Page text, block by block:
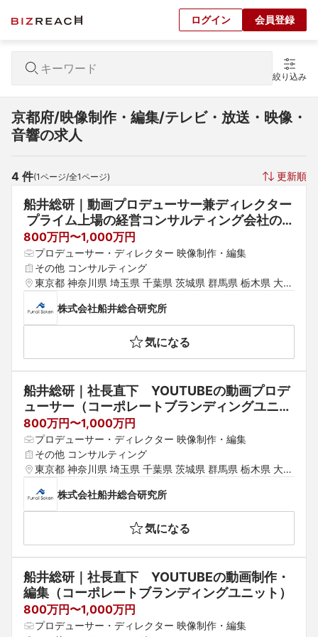
ログイン 会員登録
絞り込み
京都府/映像制作・編集/テレビ・放送・映像・
音響の求人
4 件(1ページ/全1ページ) 更新順
船井総研｜動画プロデューサー兼ディレクター
プライム上場の経営コンサルティング会社の社
長直轄プロジェクト！動画プロデューサー兼デ
ィレクター大募集！
800万円〜1,000万円
プロデューサー・ディレクター 映像制作・編集
その他 コンサルティング
東京都 神奈川県 埼玉県 千葉県 茨城県 群馬県 栃木県 大阪
株式会社船井総合研究所
気になる
船井総研｜社長直下　YOUTUBEの動画プロデ
ューサー（コーポレートブランディングユニッ
ト）
800万円〜1,000万円
プロデューサー・ディレクター 映像制作・編集
その他 コンサルティング
東京都 神奈川県 埼玉県 千葉県 茨城県 群馬県 栃木県 大阪
株式会社船井総合研究所
気になる
船井総研｜社長直下　YOUTUBEの動画制作・
編集（コーポレートブランディングユニット）
800万円〜1,000万円
プロデューサー・ディレクター 映像制作・編集